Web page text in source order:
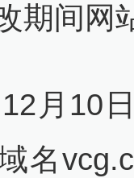
期间网
月10
名